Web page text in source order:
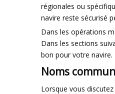
régionales ou
navire reste sécurisé
Dans les opérations
Dans les sections
bon pour votre navire.
Noms
Lorsque vous